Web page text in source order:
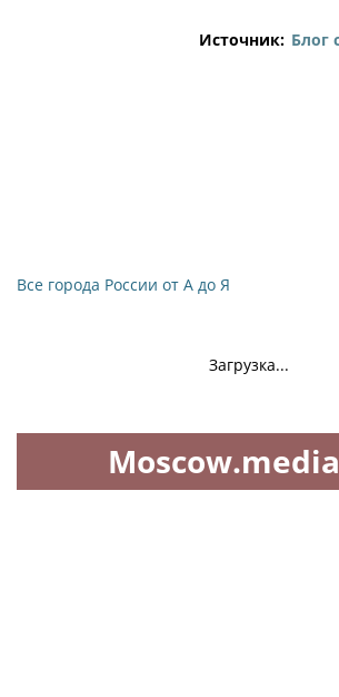
Источник: Блог
Все города России от А до Я
Загрузка...
Moscow.media